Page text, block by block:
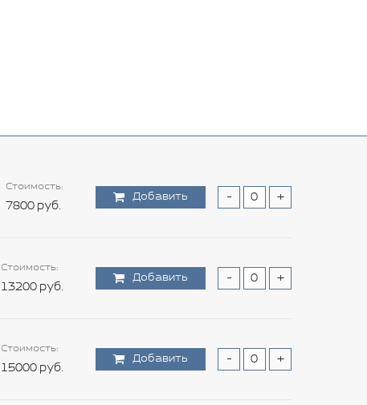
Стоимость:
7800 руб.
Добавить - +
Стоимость:
13200 руб.
Добавить - +
Стоимость:
15000 руб.
Добавить - +